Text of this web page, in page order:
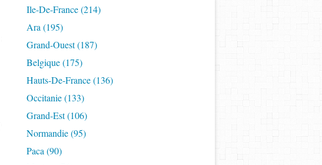
Ile-De-France(214)
Ara (195)
Grand-Ouest(187)
Belgique(175)
Hauts-De-France(136)
Occitanie(133)
Grand-Est(106)
Normandie(95)
Paca (90)